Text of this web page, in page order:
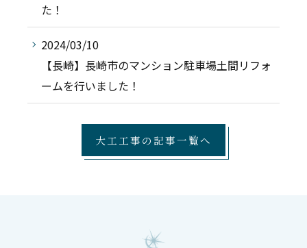
た！
2024/03/10
【長崎】長崎市のマンション駐車場土間リフォ
ームを行いました！
大工工事の記事一覧へ